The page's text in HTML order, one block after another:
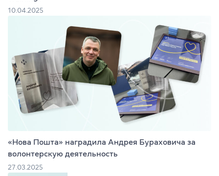
10.04.2025
«Нова Пошта» наградила Андрея Бураховича за
волонтерскую деятельность
27.03.2025